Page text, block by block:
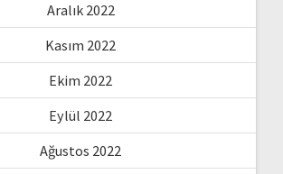
Aralık 2022
Kasım 2022
Ekim 2022
Eylül 2022
Ağustos 2022